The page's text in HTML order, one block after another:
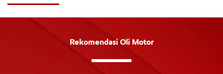
Rekomendasi Oli Motor